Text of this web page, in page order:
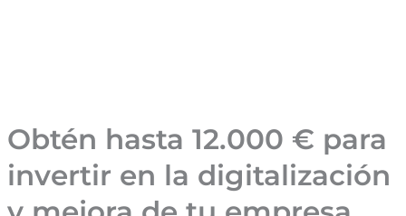
Obtén hasta 12.000 € para
invertir en la digitalización